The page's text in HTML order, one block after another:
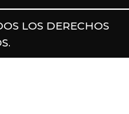
LOS DERECHOS